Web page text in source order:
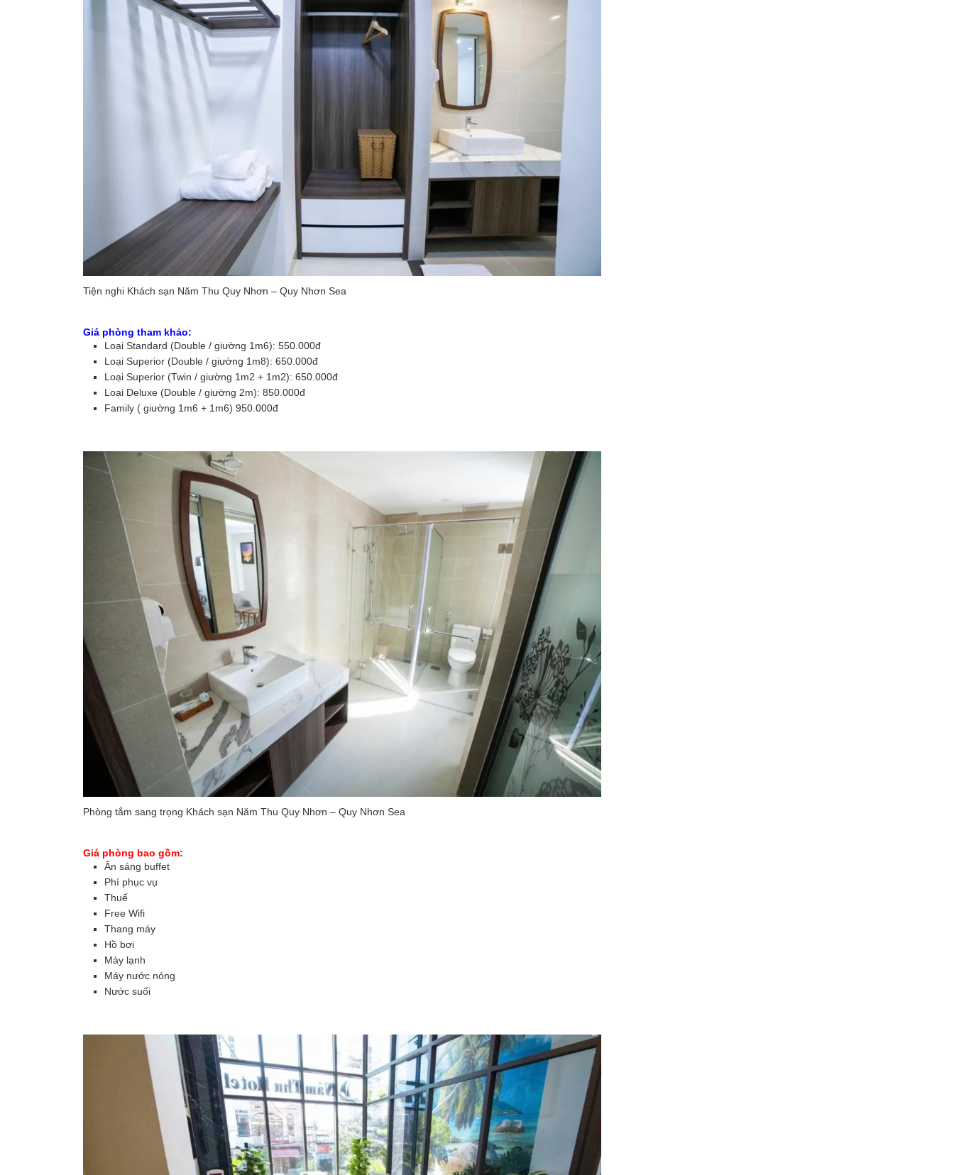
Tiện nghi Khách sạn Năm Thu Quy Nhơn – Quy Nhơn Sea
Giá phòng tham khảo:
Loại Standard (Double / giường 1m6): 550.000đ
Loại Superior (Double / giường 1m8): 650.000đ
Loại Superior (Twin / giường 1m2 + 1m2): 650.000đ
Loại Deluxe (Double / giường 2m): 850.000đ
Family ( giường 1m6 + 1m6) 950.000đ
Phòng tắm sang trọng Khách sạn Năm Thu Quy Nhơn – Quy Nhơn Sea
Giá phòng bao gồm:
Ăn sáng buffet
Phí phục vụ
Thuế
Free Wifi
Thang máy
Hồ bơi
Máy lạnh
Máy nước nóng
Nước suối